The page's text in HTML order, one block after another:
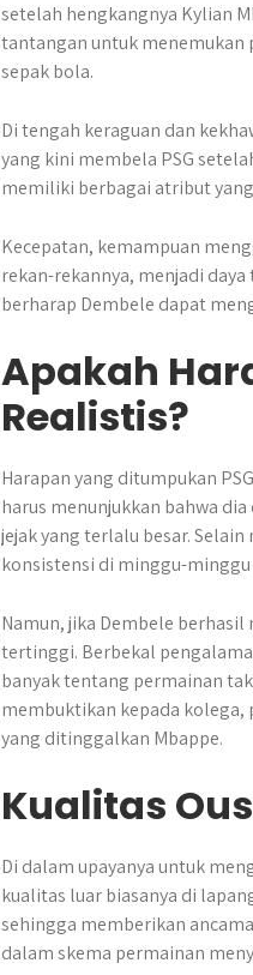
setelah hengkangnya Kylian
tantangan untuk menemukan
sepak bola.
Di tengah keraguan dan
yang kini membela PSG
memiliki berbagai atribut
Kecepatan, kemampuan
rekan-rekannya, menjadi
berharap Dembele dapat
Apakah
Realistis?
Harapan yang ditumpukan
harus menunjukkan bahwa
jejak yang terlalu besar.
konsistensi di minggu-
Namun, jika Dembele
tertinggi. Berbekal
banyak tentang permainan
membuktikan kepada kolega,
yang ditinggalkan Mbappe.
Kualitas
Di dalam upayanya untuk
kualitas luar biasanya di
sehingga memberikan
dalam skema permainan